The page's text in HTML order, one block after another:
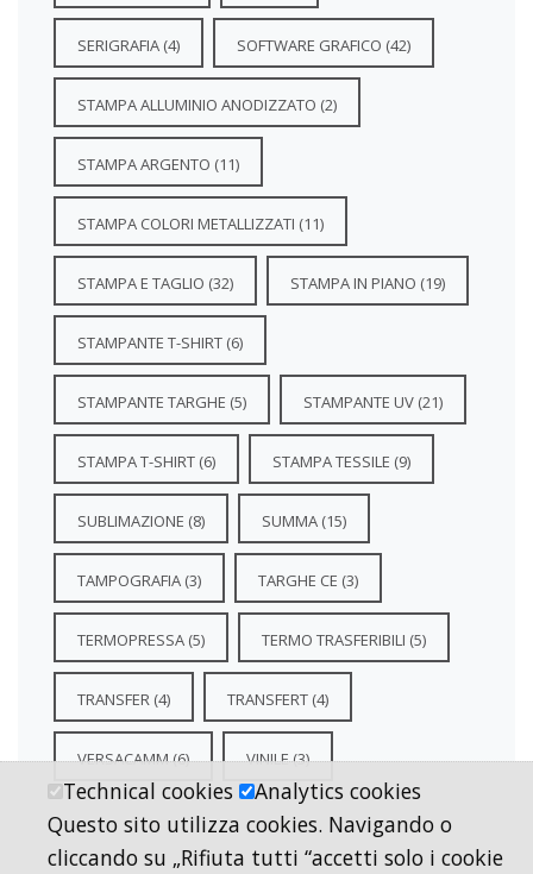
Technical cookies
Analytics cookies
Questo sito utilizza cookies. Navigando o
cliccando su „Rifiuta tutti “accetti solo i cookie
SERIGRAFIA (4) SOFTWARE GRAFICO (42)
STAMPA ALLUMINIO ANODIZZATO (2)
STAMPA ARGENTO (11)
STAMPA COLORI METALLIZZATI (11)
STAMPA E TAGLIO (32) STAMPA IN PIANO (19)
STAMPANTE T-SHIRT (6)
STAMPANTE TARGHE (5) STAMPANTE UV (21)
STAMPA T-SHIRT (6) STAMPA TESSILE (9)
SUBLIMAZIONE (8) SUMMA (15)
TAMPOGRAFIA (3) TARGHE CE (3)
TERMOPRESSA (5) TERMO TRASFERIBILI (5)
TRANSFER (4) TRANSFERT (4)
VERSACAMM(6) VINILE(3)